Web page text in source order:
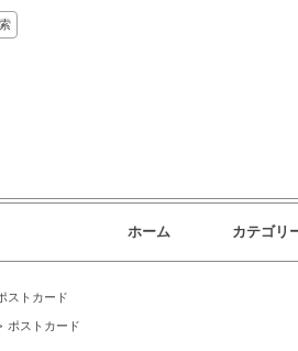
ホーム カテゴリ
ストカード
ポストカード